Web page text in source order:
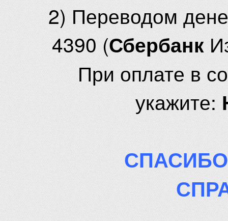
2) Переводом
4390 (Сбербанк
При оплате в
укажите: